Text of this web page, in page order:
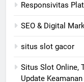
Responsivitas
SEO & Digital
situs slot gacor
Situs Slot Online,
Update